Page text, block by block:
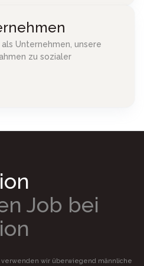
Unternehmen, unsere
zu sozialer
Job bei
wir überwiegend männliche